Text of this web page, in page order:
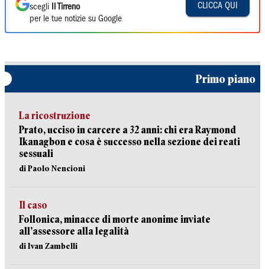
scegli
Il Tirreno
per le tue notizie su Google
CLICCA QUI
Primo piano
La ricostruzione
Prato, ucciso in carcere a 32 anni: chi era Raymond
Ikanagbon e cosa è successo nella sezione dei reati
sessuali
di Paolo Nencioni
Il caso
Follonica, minacce di morte anonime inviate
all’assessore alla legalità
di Ivan Zambelli